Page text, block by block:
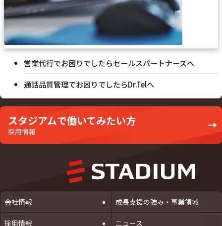
営業代行でお困りでしたらセールスパートナーズへ
通話品質管理でお困りでしたらDr.Telへ
採用情報
スタジアムで働いてみたい方
会社情報 成長支援の強み・事業領域
採用情報 ニュース